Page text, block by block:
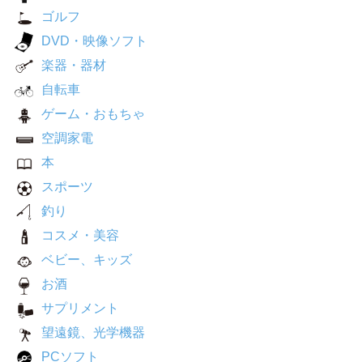
ゴルフ
DVD・映像ソフト
楽器・器材
自転車
ゲーム・おもちゃ
空調家電
本
スポーツ
釣り
コスメ・美容
ベビー、キッズ
お酒
サプリメント
望遠鏡、光学機器
PCソフト